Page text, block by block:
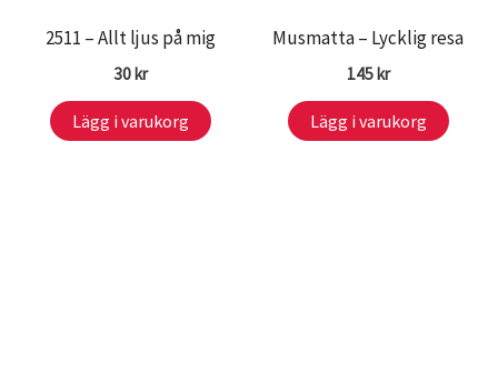
2511 – Allt ljus på mig
30kr
Lägg i varukorg
Musmatta – Lycklig resa
145kr
Lägg i varukorg